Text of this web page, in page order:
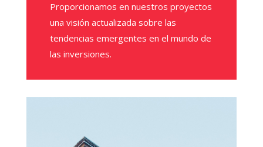
Proporcionamos en nuestros proyectos
una visión actualizada sobre las
tendencias emergentes en el mundo de
las inversiones.